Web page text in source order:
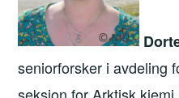
seniorforsker i avdeling